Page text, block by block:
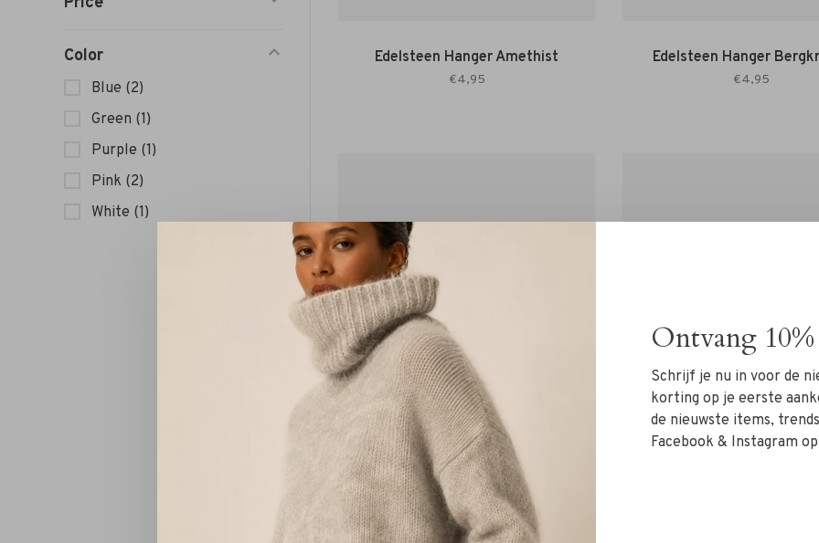
Color
Blue (2)
Green (1)
Purple (1)
Pink (2)
White (1)
Edelsteen Hanger Amethist
€4,95
Edelsteen Hanger
€4,95
Edelsteen Hanger Lapis Lazuli
Ontvang
Schrijf je nu in voor de
korting op je eerste
de nieuwste items,
Facebook & Instagram